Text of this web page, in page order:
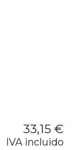
33,15 €
IVA incluido